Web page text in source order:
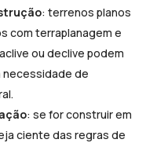
: terrenos planos
com terraplanagem e
ou declive podem
de
: se for construir em
ciente das regras de